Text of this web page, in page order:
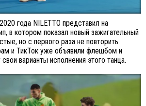
года NILETTO представил на
в котором показал новый зажигательный
но с первого раза не повторить.
и ТикТок уже объявили флешбом и
варианты исполнения этого танца.